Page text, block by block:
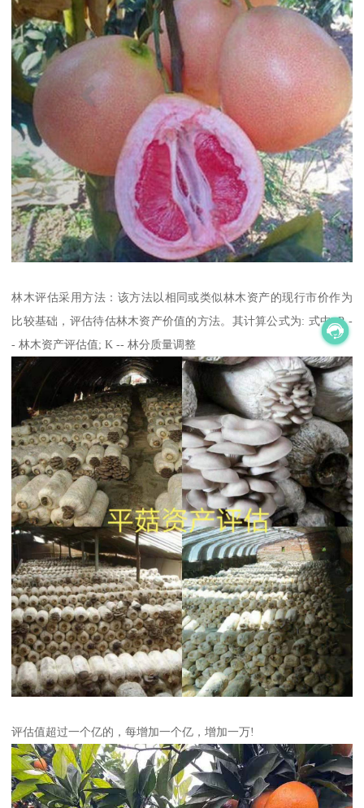
林木评估采用方法：该方法以相同或类似林木资产的现行市价作为
比较基础，评估待估林木资产价值的方法。其计算公式为: 式中: P -
- 林木资产评估值; K -- 林分质量调整
评估值超过一个亿的，每增加一个亿，增加一万!